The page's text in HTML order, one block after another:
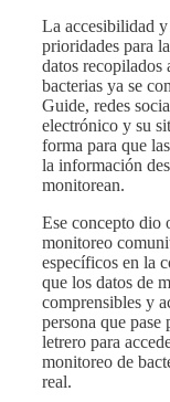
La accesibilidad
prioridades para
datos recopilados
bacterias ya se
Guide, redes
electrónico y su
forma para que
la información
monitorean.
Ese concepto dio
monitoreo
específicos en la
que los datos de
comprensibles y
persona que
letrero para
monitoreo de
real.